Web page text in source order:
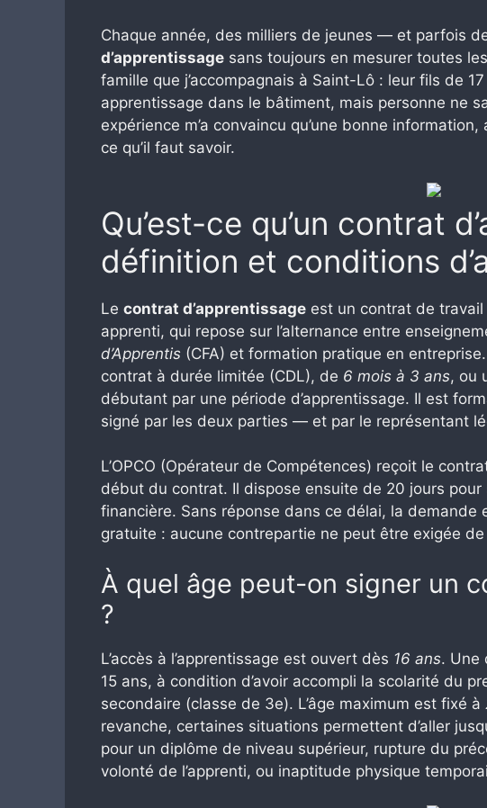
Chaque année, des milliers de jeunes — et parfois
d’apprentissage sans toujours en mesurer toutes
famille que j’accompagnais à Saint-Lô : leur fils de
apprentissage dans le bâtiment, mais personne ne
expérience m’a convaincu qu’une bonne
ce qu’il faut savoir.
Qu’est-ce qu’un contrat
définition et conditions
Le contrat d’apprentissage est un contrat de
apprenti, qui repose sur l’alternance entre
d’Apprentis (CFA) et formation pratique en
contrat à durée limitée (CDL), de 6 mois à 3 ans, ou
débutant par une période d’apprentissage. Il est
signé par les deux parties — et par le représentant
L’OPCO (Opérateur de Compétences) reçoit le
début du contrat. Il dispose ensuite de 20 jours
financière. Sans réponse dans ce délai, la demande
gratuite : aucune contrepartie ne peut être exigée de
À quel âge peut-on signer un
?
L’accès à l’apprentissage est ouvert dès 16 ans. Une
15 ans, à condition d’avoir accompli la scolarité du
secondaire (classe de 3e). L’âge maximum est fixé à
revanche, certaines situations permettent d’aller
pour un diplôme de niveau supérieur, rupture du
volonté de l’apprenti, ou inaptitude physique